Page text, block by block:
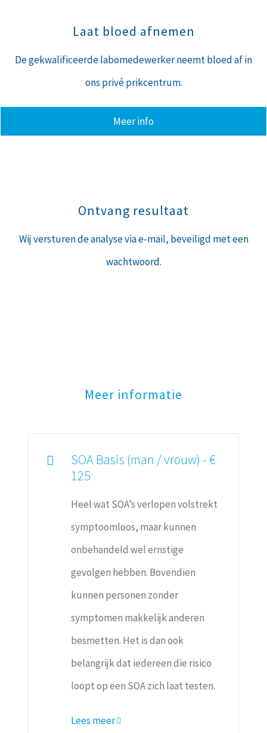
Laat bloed afnemen
De gekwalificeerde labomedewerker neemt bloed af in
ons privé prikcentrum.
Meer info
Ontvang resultaat
Wij versturen de analyse via e-mail, beveiligd met een
wachtwoord.
Meer informatie
SOA Basis (man / vrouw) - €
125
Heel wat SOA’s verlopen volstrekt
symptoomloos, maar kunnen
onbehandeld wel ernstige
gevolgen hebben. Bovendien
kunnen personen zonder
symptomen makkelijk anderen
besmetten. Het is dan ook
belangrijk dat iedereen die risico
loopt op een SOA zich laat testen.
Lees meer